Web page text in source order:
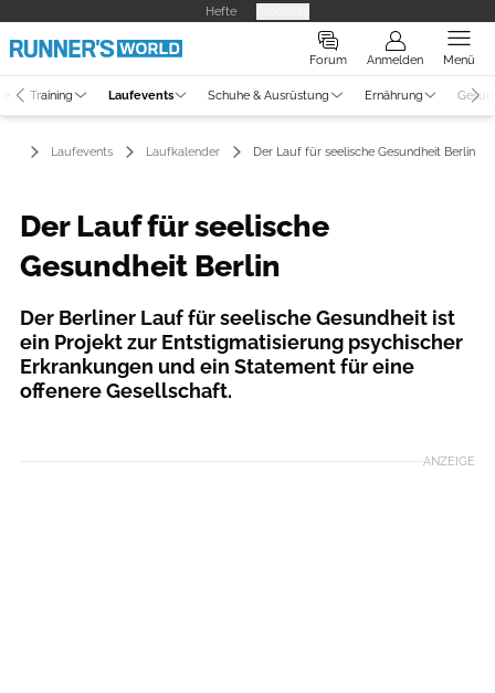
Hefte
Forum Anmelden Menü
Training Laufevents Schuhe & Ausrüstung Ernährung
Laufevents Laufkalender Der Lauf für seelische Gesundheit Berlin
Der Lauf für seelische
Gesundheit Berlin
Der Berliner Lauf für seelische Gesundheit ist
ein Projekt zur Entstigmatisierung psychischer
Erkrankungen und ein Statement für eine
offenere Gesellschaft.
ANZEIGE